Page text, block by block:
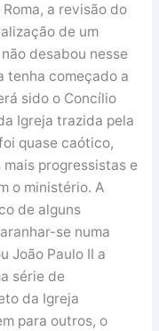
a revisão do
de um
desabou nesse
tenha começado a
sido o Concílio
Igreja trazida pela
quase caótico,
progressistas e
o ministério. A
de alguns
se numa
João Paulo II a
série de
da Igreja
para outros, o